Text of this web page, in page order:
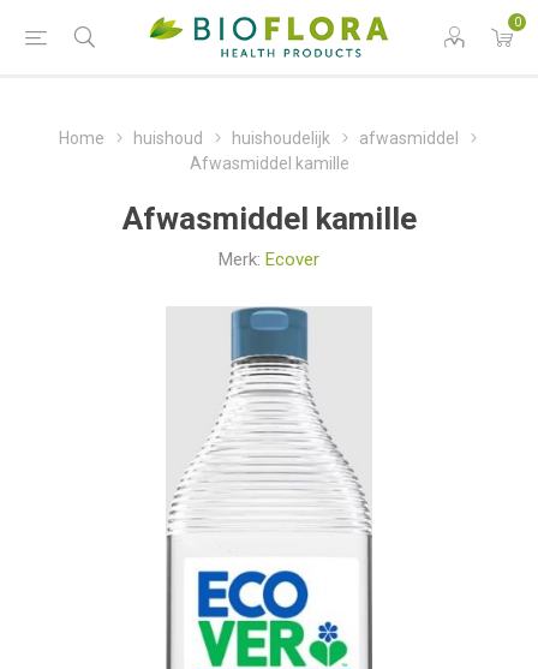
0
Home huishoud huishoudelijk
afwasmiddel
Afwasmiddel kamille
Afwasmiddel kamille
Merk: Ecover